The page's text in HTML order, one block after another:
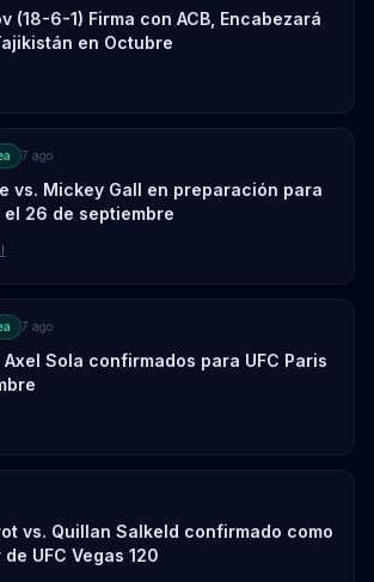
(18-6-1) Firma con ACB, Encabezará
en Octubre
7 ago
vs. Mickey Gall en preparación para
el 26 de septiembre
7 ago
Axel Sola confirmados para UFC Paris
vs. Quillan Salkeld confirmado como
UFC Vegas 120